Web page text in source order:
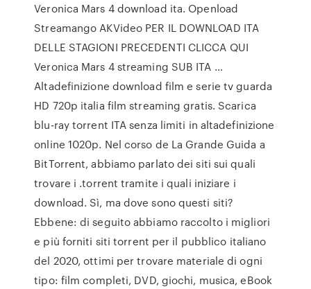
Veronica Mars 4 download ita. Openload
Streamango AKVideo PER IL DOWNLOAD ITA
DELLE STAGIONI PRECEDENTI CLICCA QUI
Veronica Mars 4 streaming SUB ITA …
Altadefinizione download film e serie tv guarda
HD 720p italia film streaming gratis. Scarica
blu-ray torrent ITA senza limiti in altadefinizione
online 1020p. Nel corso de La Grande Guida a
BitTorrent, abbiamo parlato dei siti sui quali
trovare i .torrent tramite i quali iniziare i
download. Sì, ma dove sono questi siti?
Ebbene: di seguito abbiamo raccolto i migliori
e più forniti siti torrent per il pubblico italiano
del 2020, ottimi per trovare materiale di ogni
tipo: film completi, DVD, giochi, musica, eBook